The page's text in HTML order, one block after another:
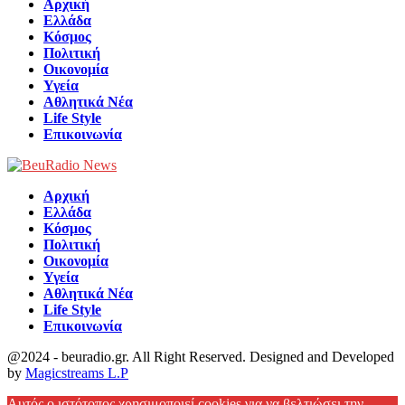
Αρχική
Ελλάδα
Κόσμος
Πολιτική
Οικονομία
Υγεία
Αθλητικά Νέα
Life Style
Επικοινωνία
Αρχική
Ελλάδα
Κόσμος
Πολιτική
Οικονομία
Υγεία
Αθλητικά Νέα
Life Style
Επικοινωνία
@2024 - beuradio.gr. All Right Reserved. Designed and Developed
by Magicstreams L.P